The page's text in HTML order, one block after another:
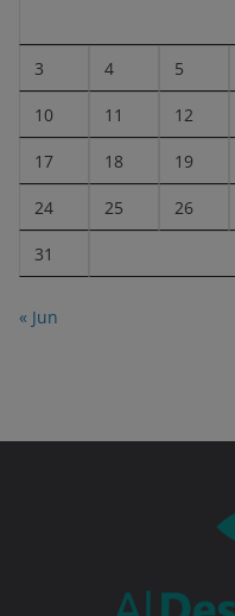
3 4 5
10 11 12
17 18 19
24 25 26
31
« Jun